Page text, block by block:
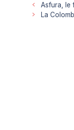
Asfura, le
La